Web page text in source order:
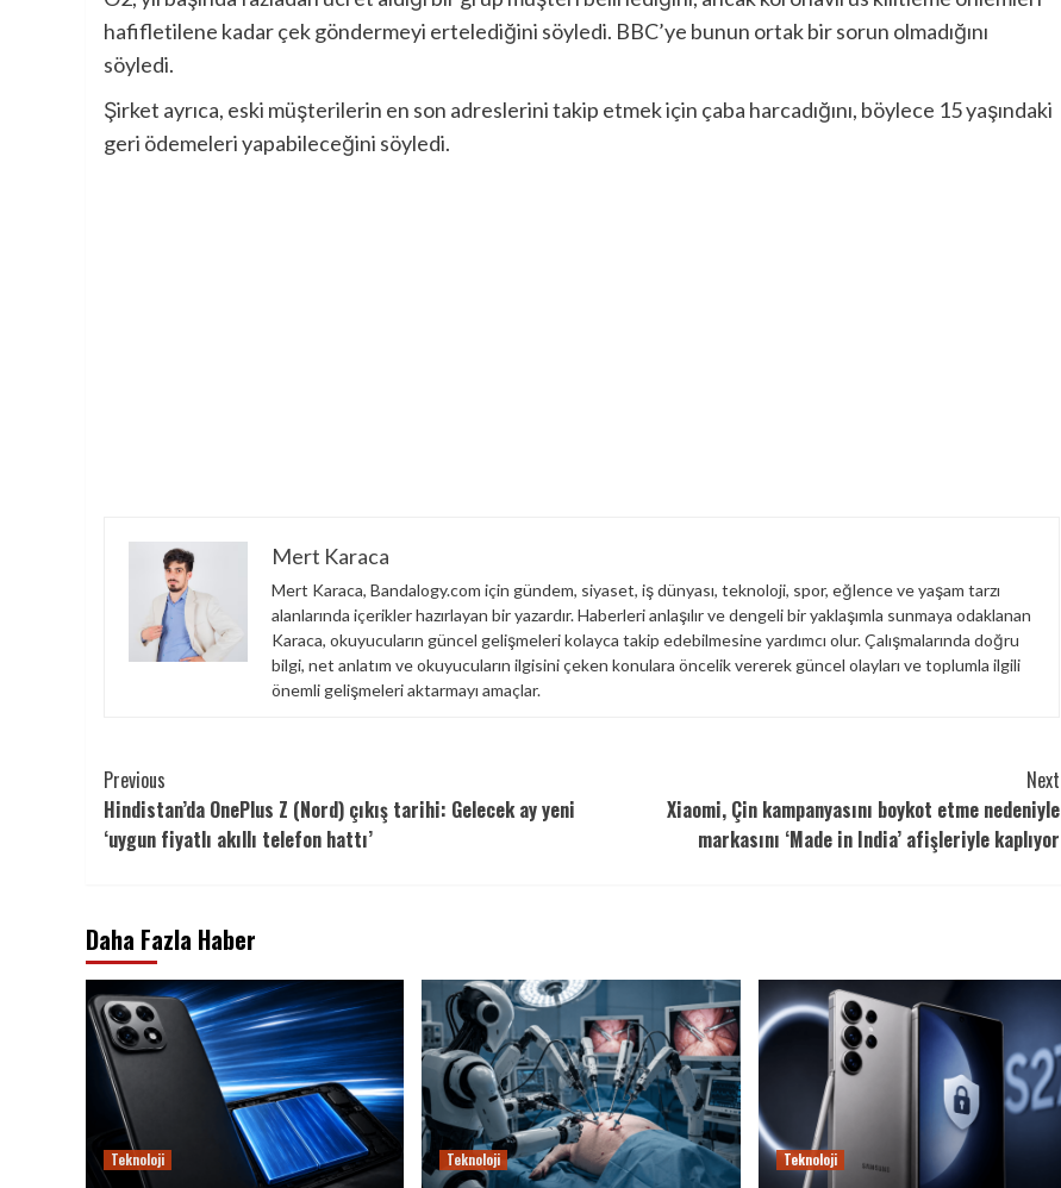
hafifletilene kadar çek göndermeyi ertelediğini söyledi. BBC’ye bunun ortak bir sorun olmadığını
söyledi.
Şirket ayrıca, eski müşterilerin en son adreslerini takip etmek için çaba harcadığını, böylece 15 yaşındaki
geri ödemeleri yapabileceğini söyledi.
Mert Karaca
Mert Karaca, Bandalogy.com için gündem, siyaset, iş dünyası, teknoloji, spor, eğlence ve yaşam tarzı
alanlarında içerikler hazırlayan bir yazardır. Haberleri anlaşılır ve dengeli bir yaklaşımla sunmaya odaklanan
Karaca, okuyucuların güncel gelişmeleri kolayca takip edebilmesine yardımcı olur. Çalışmalarında doğru
bilgi, net anlatım ve okuyucuların ilgisini çeken konulara öncelik vererek güncel olayları ve toplumla ilgili
önemli gelişmeleri aktarmayı amaçlar.
Continue
Reading
Previous
Hindistan’da OnePlus Z (Nord) çıkış tarihi: Gelecek ay yeni
‘uygun fiyatlı akıllı telefon hattı’
Next
Xiaomi, Çin kampanyasını boykot etme nedeniyle
markasını ‘Made in India’ afişleriyle kaplıyor
Daha Fazla Haber
Teknoloji Teknoloji Teknoloji